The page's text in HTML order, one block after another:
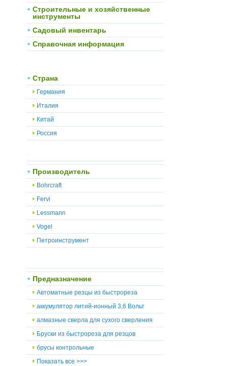
Строительные и хозяйственные
инструменты
Садовый инвентарь
Справочная информация
Страна
Германия
Италия
Китай
Россия
Производитель
Bohrcraft
Fervi
Lessmann
Vogel
Петроинструмент
Предназначение
Автоматные резцы из быстрореза
аккумулятор литий-ионный 3,6 Вольт
алмазные сверла для сухого сверления
Бруски из быстрореза для резцов
брусы контрольные
Показать все >>>